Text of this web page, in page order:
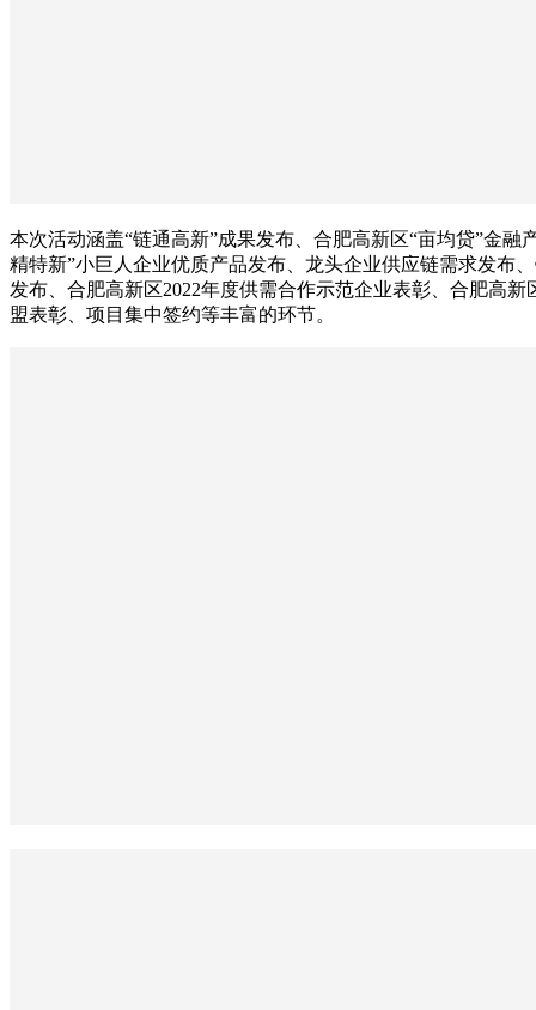
本次活动涵盖“链通高新”成果发布、合肥高新区“亩均贷”金融
精特新”小巨人企业优质产品发布、龙头企业供应链需求发布
发布、合肥高新区2022年度供需合作示范企业表彰、合肥高新
盟表彰、项目集中签约等丰富的环节。